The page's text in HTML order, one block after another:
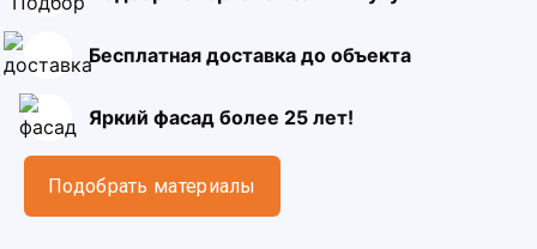
Бесплатная доставка до объекта
Яркий фасад более 25 лет!
Подобрать материалы